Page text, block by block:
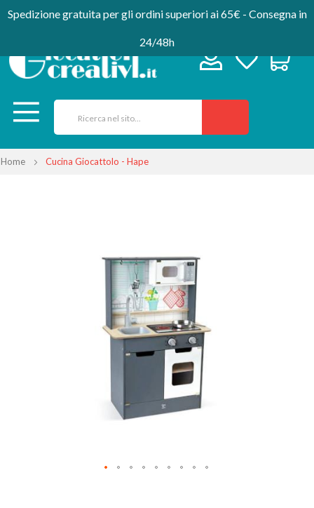
Spedizione gratuita per gli ordini superiori ai 65€ - Consegna in
24/48h
Home Cucina Giocattolo - Hape